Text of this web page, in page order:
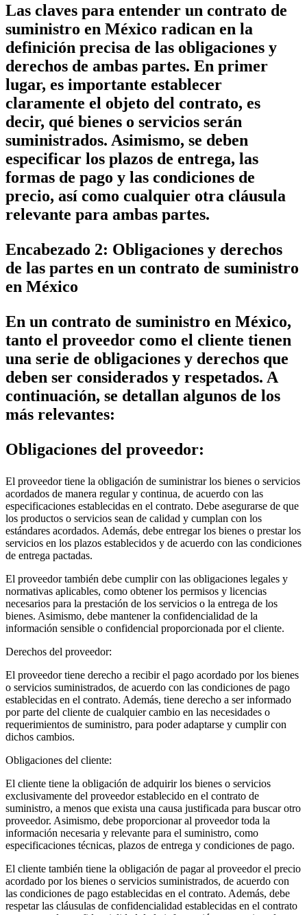
Las claves para entender un contrato de
suministro en México radican en la
definición precisa de las obligaciones y
derechos de ambas partes. En primer
lugar, es importante establecer
claramente el objeto del contrato, es
decir, qué bienes o servicios serán
suministrados. Asimismo, se deben
especificar los plazos de entrega, las
formas de pago y las condiciones de
precio, así como cualquier otra cláusula
relevante para ambas partes.
Encabezado 2: Obligaciones y derechos
de las partes en un contrato de suministro
en México
En un contrato de suministro en México,
tanto el proveedor como el cliente tienen
una serie de obligaciones y derechos que
deben ser considerados y respetados. A
continuación, se detallan algunos de los
más relevantes:
Obligaciones del proveedor:
El proveedor tiene la obligación de suministrar los bienes o servicios
acordados de manera regular y continua, de acuerdo con las
especificaciones establecidas en el contrato. Debe asegurarse de que
los productos o servicios sean de calidad y cumplan con los
estándares acordados. Además, debe entregar los bienes o prestar los
servicios en los plazos establecidos y de acuerdo con las condiciones
de entrega pactadas.
El proveedor también debe cumplir con las obligaciones legales y
normativas aplicables, como obtener los permisos y licencias
necesarios para la prestación de los servicios o la entrega de los
bienes. Asimismo, debe mantener la confidencialidad de la
información sensible o confidencial proporcionada por el cliente.
Derechos del proveedor:
El proveedor tiene derecho a recibir el pago acordado por los bienes
o servicios suministrados, de acuerdo con las condiciones de pago
establecidas en el contrato. Además, tiene derecho a ser informado
por parte del cliente de cualquier cambio en las necesidades o
requerimientos de suministro, para poder adaptarse y cumplir con
dichos cambios.
Obligaciones del cliente:
El cliente tiene la obligación de adquirir los bienes o servicios
exclusivamente del proveedor establecido en el contrato de
suministro, a menos que exista una causa justificada para buscar otro
proveedor. Asimismo, debe proporcionar al proveedor toda la
información necesaria y relevante para el suministro, como
especificaciones técnicas, plazos de entrega y condiciones de pago.
El cliente también tiene la obligación de pagar al proveedor el precio
acordado por los bienes o servicios suministrados, de acuerdo con
las condiciones de pago establecidas en el contrato. Además, debe
respetar las cláusulas de confidencialidad establecidas en el contrato